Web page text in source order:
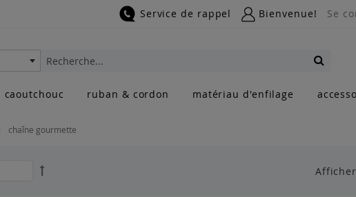
Service de rappel Bienvenue! Se
Rechercher
caoutchouc ruban & cordon matériau d'enfilage
chaîne gourmette
Afficher
Par